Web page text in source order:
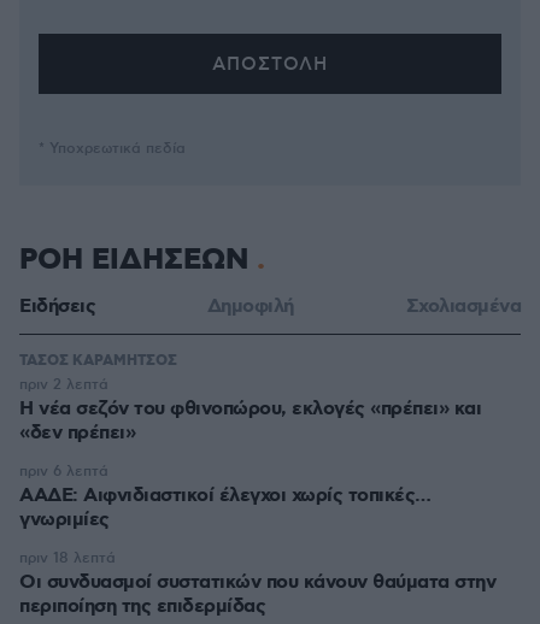
* Υποχρεωτικά πεδία
ΡΟΗ ΕΙΔΗΣΕΩΝ
Ειδήσεις Δημοφιλή Σχολιασμένα
ΤΑΣΟΣ ΚΑΡΑΜΗΤΣΟΣ
Η νέα σεζόν του φθινοπώρου, εκλογές «πρέπει» και
«δεν πρέπει»
πριν 2 λεπτά
ΑΑΔΕ: Αιφνιδιαστικοί έλεγχοι χωρίς τοπικές…
γνωριμίες
πριν 6 λεπτά
Οι συνδυασμοί συστατικών που κάνουν θαύματα στην
περιποίηση της επιδερμίδας
πριν 18 λεπτά